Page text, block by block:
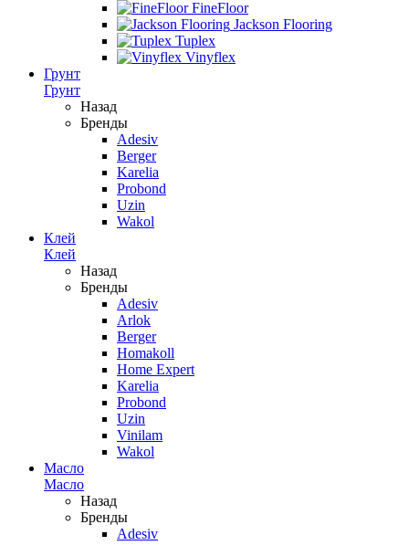
FineFloor
Jackson Flooring
Tuplex
Vinyflex
Грунт
Грунт
Назад
Бренды
Adesiv
Berger
Karelia
Probond
Uzin
Wakol
Клей
Клей
Назад
Бренды
Adesiv
Arlok
Berger
Homakoll
Home Expert
Karelia
Probond
Uzin
Vinilam
Wakol
Масло
Масло
Назад
Бренды
Adesiv